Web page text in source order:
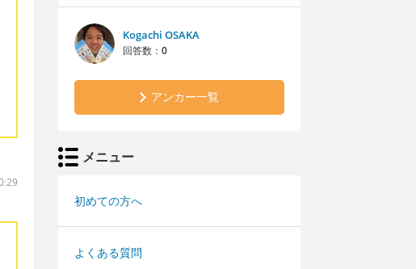
Kogachi OSAKA
回答数： 0
アンカー一覧
メニュー
初めての方へ
よくある質問